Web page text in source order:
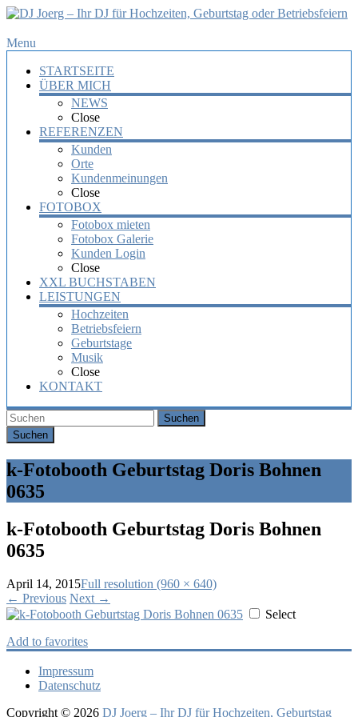
DJ
Hochzeiten,
Geburtstag
Betriebsfeiern
Geburtstag
oder
Firmenfeier.
Menu
STARTSEITE
ÜBER MICH
NEWS
Close
REFERENZEN
Kunden
Orte
Kundenmeinungen
Close
FOTOBOX
Fotobox mieten
Fotobox Galerie
Kunden Login
Close
XXL BUCHSTABEN
LEISTUNGEN
Hochzeiten
Betriebsfeiern
Geburtstage
Musik
Close
KONTAKT
Suchen
k-Fotobooth Geburtstag Doris Bohnen
0635
k-Fotobooth Geburtstag Doris Bohnen
0635
April 14, 2015Full resolution (960 × 640)
← Previous Next →
Select
Add to favorites
Impressum
Datenschutz
Copyright © 2026 DJ Joerg – Ihr DJ für Hochzeiten, Geburtstag